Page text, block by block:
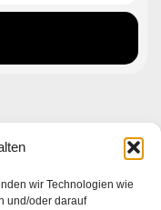
wir Technologien wie
und/oder darauf